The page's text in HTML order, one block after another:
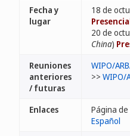
Fecha y
lugar
18 de
20 de
China)
Reuniones
anteriores
/ futuras
WIPO/
>> WIPO/
Enlaces Página de
Español